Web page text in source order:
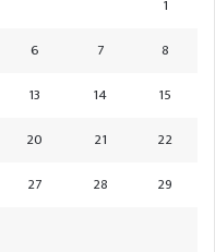
1
6 7
8
13 14
15
20 21
22
27 28
29